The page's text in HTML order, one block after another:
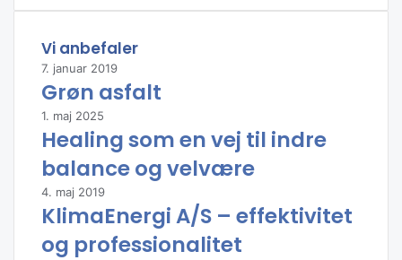
Vi anbefaler
7. januar 2019
Grøn asfalt
1. maj 2025
Healing som en vej til indre
balance og velvære
4. maj 2019
KlimaEnergi A/S – effektivitet
og professionalitet